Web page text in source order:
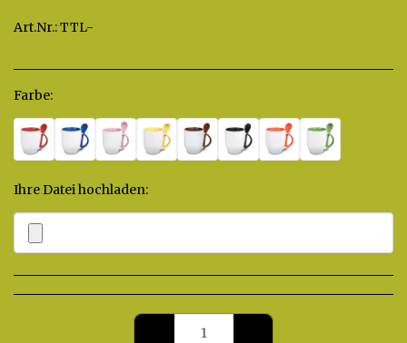
Art.Nr.:TTL-
Farbe:
Ihre Datei hochladen: